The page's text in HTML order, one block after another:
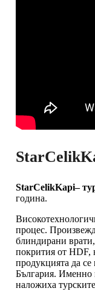
StarCelikKapi–
година.
процес.
блиндирани
покрития от HDF,
продукцията да
България. Именно
наложиха